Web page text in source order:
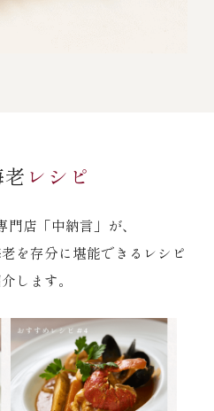
レシピ
店「中納言」が、
を存分に堪能できるレシピ
します。